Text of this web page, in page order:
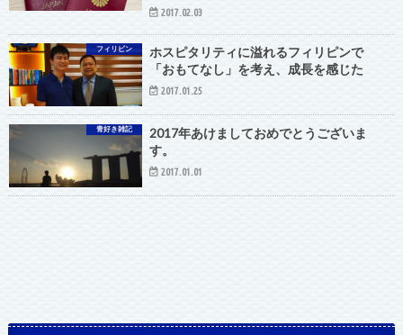
2017.02.03
フィリピン
ホスピタリティに溢れるフィリピンで
「おもてなし」を考え、成長を感じた
2017.01.25
青好き雑記
2017年あけましておめでとうございま
す。
2017.01.01